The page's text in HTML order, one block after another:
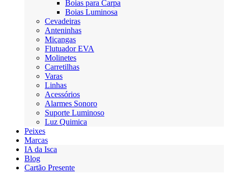
Boias para Carpa
Boias Luminosa
Cevadeiras
Anteninhas
Miçangas
Flutuador EVA
Molinetes
Carretilhas
Varas
Linhas
Acessórios
Alarmes Sonoro
Suporte Luminoso
Luz Quimica
Peixes
Marcas
IA da Isca
Blog
Cartão Presente